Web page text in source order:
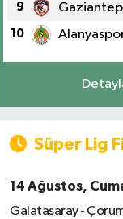
9 Gaziantep
10
Süper Lig
14 Ağustos,
Galatasaray -